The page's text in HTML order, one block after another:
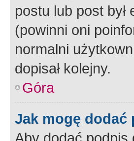
postu lub post
(powinni oni
normalni
dopisał kolejny.
Góra
Jak mogę